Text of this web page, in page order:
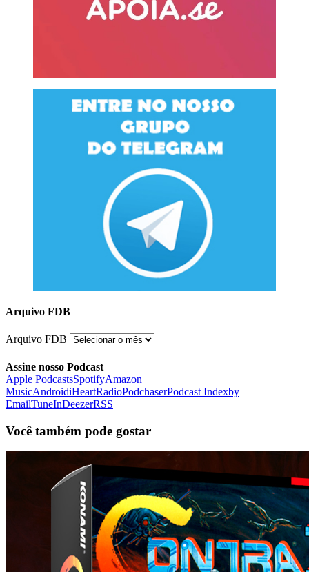
Arquivo FDB
Arquivo FDB
Assine nosso Podcast
Apple PodcastsSpotifyAmazon
MusicAndroidiHeartRadioPodchaserPodcast Indexby
EmailTuneInDeezerRSS
Você também pode gostar